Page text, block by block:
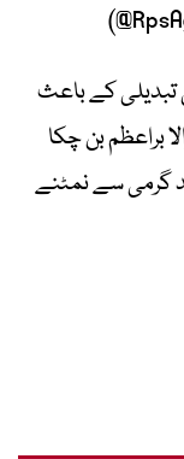
تبدیلی کے باعث
براعظم بن چکا
گرمی سے نمٹنے